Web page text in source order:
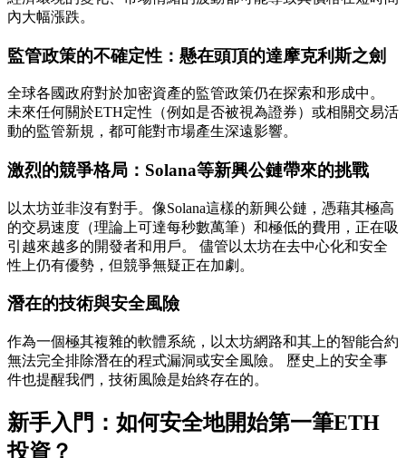
內大幅漲跌。
監管政策的不確定性：懸在頭頂的達摩克利斯之劍
全球各國政府對於加密資產的監管政策仍在探索和形成中。
未來任何關於ETH定性（例如是否被視為證券）或相關交易活
動的監管新規，都可能對市場產生深遠影響。
激烈的競爭格局：Solana等新興公鏈帶來的挑戰
以太坊並非沒有對手。像Solana這樣的新興公鏈，憑藉其極高
的交易速度（理論上可達每秒數萬筆）和極低的費用，正在吸
引越來越多的開發者和用戶。 儘管以太坊在去中心化和安全
性上仍有優勢，但競爭無疑正在加劇。
潛在的技術與安全風險
作為一個極其複雜的軟體系統，以太坊網路和其上的智能合約
無法完全排除潛在的程式漏洞或安全風險。 歷史上的安全事
件也提醒我們，技術風險是始終存在的。
新手入門：如何安全地開始第一筆ETH
投資？